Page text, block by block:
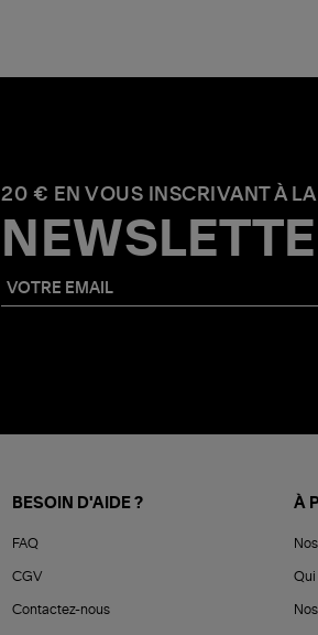
20 € EN VOUS INSCRIVANT À LA
BESOIN D'AIDE ?
FAQ
CGV
Contactez-nous
À
Qui